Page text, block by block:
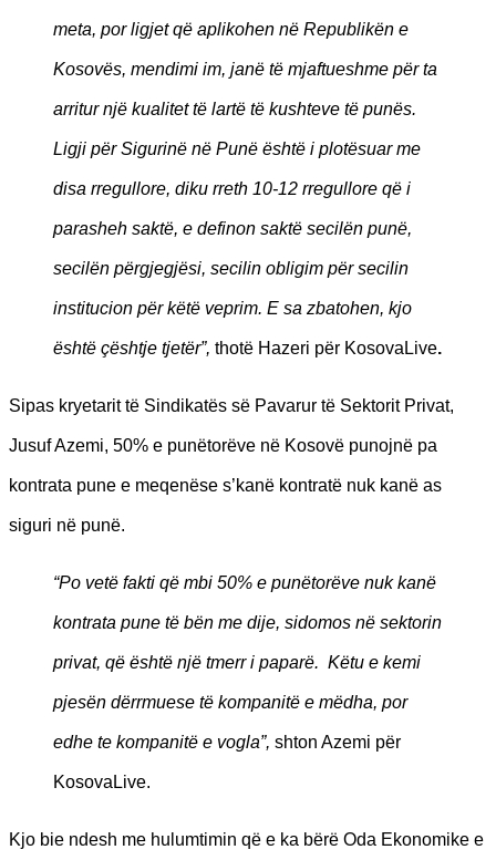
meta, por ligjet që aplikohen në Republikën e
Kosovës, mendimi im, janë të mjaftueshme për ta
arritur një kualitet të lartë të kushteve të punës.
Ligji për Sigurinë në Punë është i plotësuar me
disa rregullore, diku rreth 10-12 rregullore që i
parasheh saktë, e definon saktë secilën punë,
secilën përgjegjësi, secilin obligim për secilin
institucion për këtë veprim. E sa zbatohen, kjo
është çështje tjetër”, thotë Hazeri për KosovaLive.
Sipas kryetarit të Sindikatës së Pavarur të Sektorit Privat,
Jusuf Azemi, 50% e punëtorëve në Kosovë punojnë pa
kontrata pune e meqenëse s’kanë kontratë nuk kanë as
siguri në punë.
“Po vetë fakti që mbi 50% e punëtorëve nuk kanë
kontrata pune të bën me dije, sidomos në sektorin
privat, që është një tmerr i paparë. Këtu e kemi
pjesën dërrmuese të kompanitë e mëdha, por
edhe te kompanitë e vogla”, shton Azemi për
KosovaLive.
Kjo bie ndesh me hulumtimin që e ka bërë Oda Ekonomike e